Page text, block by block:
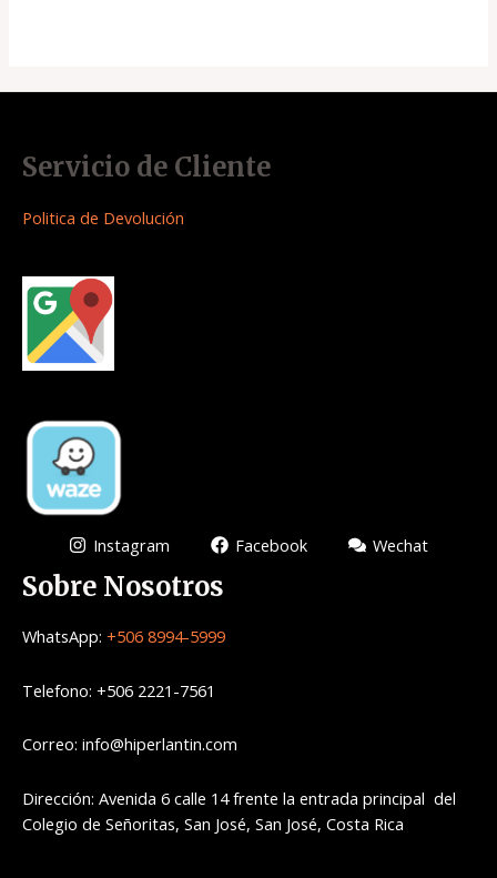
Servicio de Cliente
Politica de Devolución
Instagram Facebook Wechat
Sobre Nosotros
WhatsApp: +506 8994-5999
Telefono: +506 2221-7561
Correo: info@hiperlantin.com
Dirección: Avenida 6 calle 14 frente la entrada principal del
Colegio de Señoritas, San José, San José, Costa Rica